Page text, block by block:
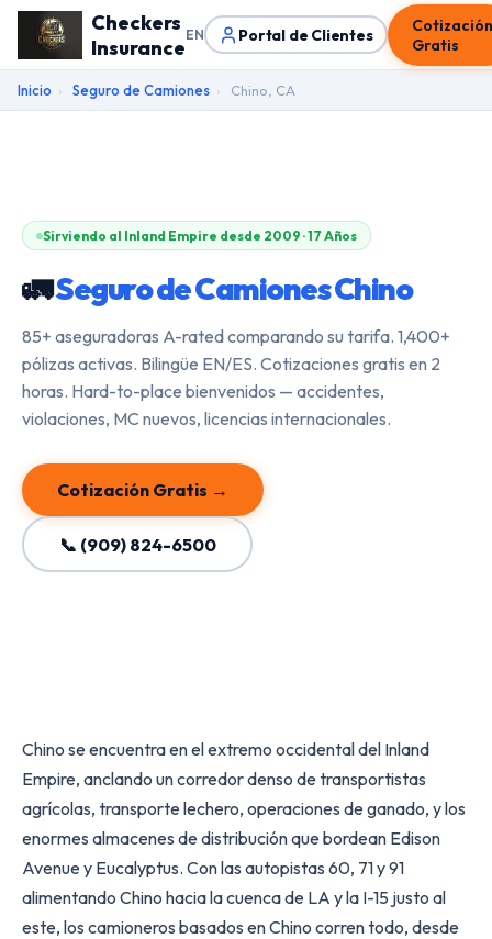
Checkers
InsuranceEN Portal de Clientes
Gratis
Inicio › Seguro de Camiones › Chino, CA
Sirviendo al Inland Empire desde 2009 · 17 Años
🚛Seguro de Camiones Chino
85+ aseguradoras A-rated comparando su tarifa. 1,400+
pólizas activas. Bilingüe EN/ES. Cotizaciones gratis en 2
horas. Hard-to-place bienvenidos — accidentes,
violaciones, MC nuevos, licencias internacionales.
Cotización Gratis →
📞 (909) 824-6500
Chino se encuentra en el extremo occidental del Inland
Empire, anclando un corredor denso de transportistas
agrícolas, transporte lechero, operaciones de ganado, y los
enormes almacenes de distribución que bordean Edison
Avenue y Eucalyptus. Con las autopistas 60, 71 y 91
alimentando Chino hacia la cuenca de LA y la I-15 justo al
este, los camioneros basados en Chino corren todo, desde